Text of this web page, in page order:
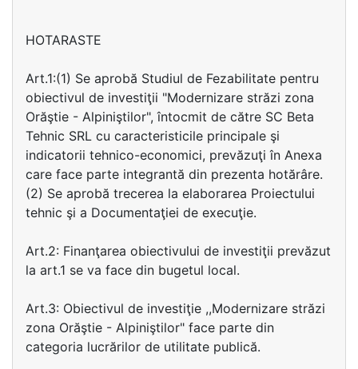
HOTARASTE
Art.1:(1) Se aprobă Studiul de Fezabilitate pentru
obiectivul de investiţii "Modernizare străzi zona
Orăştie - Alpiniştilor", întocmit de către SC Beta
Tehnic SRL cu caracteristicile principale şi
indicatorii tehnico-economici, prevăzuţi în Anexa
care face parte integrantă din prezenta hotărâre.
(2) Se aprobă trecerea la elaborarea Proiectului
tehnic şi a Documentaţiei de execuţie.
Art.2: Finanţarea obiectivului de investiţii prevăzut
la art.1 se va face din bugetul local.
Art.3: Obiectivul de investiţie ,,Modernizare străzi
zona Orăştie - Alpiniştilor" face parte din
categoria lucrărilor de utilitate publică.